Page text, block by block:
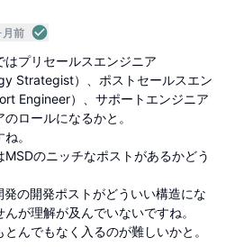
前
はプリセールスエンジニア
Strategist）、ポストセールスエン
Engineer）、サポートエンジニア
ロールになるかと。
。
MSDのニッチなポストがあるかどう
の開発ポストがどういい構造にな
が理解が及んでいないですね。
んでもなく入るのが難しいかと。